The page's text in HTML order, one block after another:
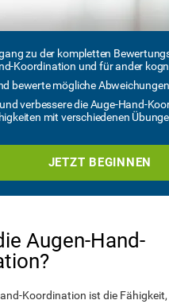
zu der kompletten
Koordination und für ander
bewerte mögliche
verbessere die Auge-Hand-
mit verschiedenen
JETZT BEGINNEN
Augen-Hand-
Koordination ist die